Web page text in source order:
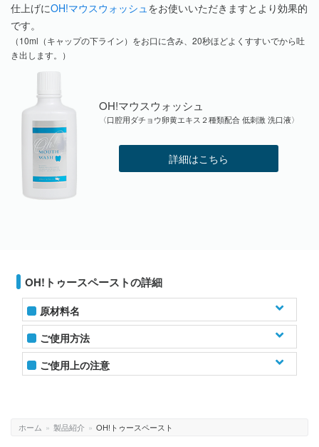
仕上げにOH!マウスウォッシュをお使いいただきますとより効果的
です。
（10ml（キャップの下ライン）をお口に含み、20秒ほどよくすすいでから吐
き出します。）
OH!マウスウォッシュ
〈口腔用ダチョウ卵黄エキス２種類配合 低刺激 洗口液〉
詳細はこちら
OH!トゥースペーストの詳細
原材料名
研磨剤：炭酸Ca / 溶剤：水 / 湿潤剤：グリセリン、ソルビトール /
増粘剤：シリカ / 発泡剤：ラウロイルメチルタウリンNa / 粘結
剤：セルロースガム / 湿潤剤：ダチョウ卵黄エキス、グリチルリ
チン酸2K / 保存剤：フェノキシエタノール / 着香剤：ハッカ油、
ご使用方法
OH!トゥースペーストを歯ブラシヘッドの半分くらい
の量を目安にのせてください。
い。
ご使用上の注意
ホーム » 製品紹介 » OH!トゥースペースト